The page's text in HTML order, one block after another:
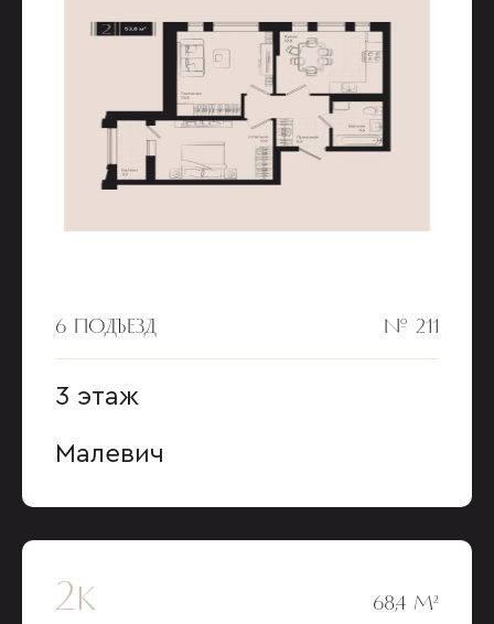
6 ПОДЪЕЗД № 211
3 этаж
Малевич
2к 68,4 М²